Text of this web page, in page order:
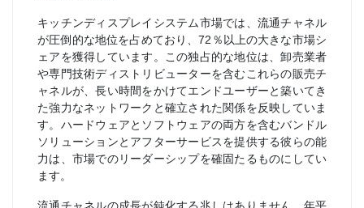
キッチンディスプレイシステム市場では、流通チャネル
が圧倒的な地位を占めており、72％以上の大きな市場シ
ェアを獲得しています。この独占的な地位は、卸売業者
や専門技術ディストリビューターを含むこれらの販売チ
ャネルが、長い時間をかけてエンドユーザーと築いてき
た強力なネットワークと確立された関係を反映していま
す。ハードウェアとソフトウェアの両方を含むバンドル
ソリューションとアフターサービスを提供する彼らの能
力は、市場でのリーダーシップを確固たるものにしてい
ます。